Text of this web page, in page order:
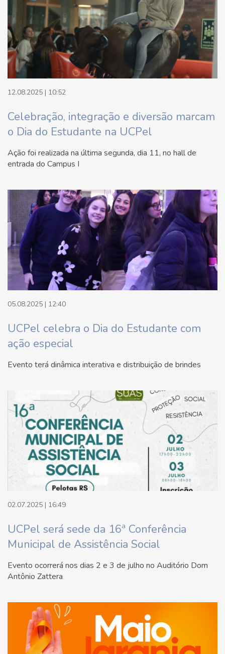
12.08.2025 | 10:52
Celebração, integração e diversão marcam
o Dia do Estudante na UCPel
Ação foi realizada na última segunda, dia 11, no hall de
entrada do Campus I
05.08.2025 | 12:40
UCPel celebra o Dia do Estudante com
ação especial
Evento terá dinâmica interativa e distribuição de brindes
02.07.2025 | 16:49
UCPel será sede da 16ª Conferência
Municipal de Assistência Social
Evento ocorrerá nos dias 2 e 3 de julho no Auditório Dom
Antônio Zattera